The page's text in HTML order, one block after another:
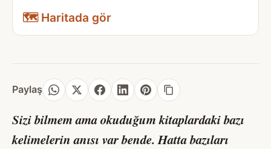
🗺️ Haritada gör
Paylaş
Sizi bilmem ama okuduğum kitaplardaki bazı
kelimelerin anısı var bende. Hatta bazıları